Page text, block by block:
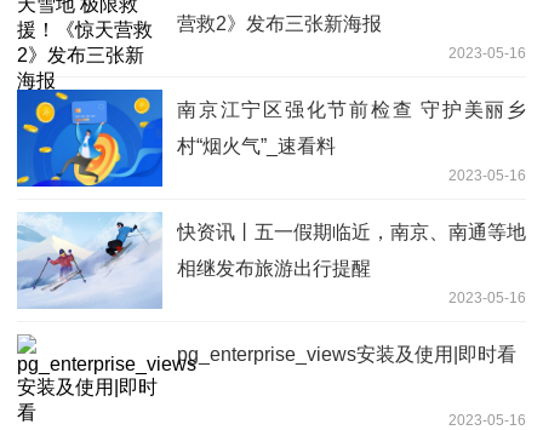
营救2》发布三张新海报
2023-05-16
南京江宁区强化节前检查 守护美丽乡
村“烟火气”_速看料
2023-05-16
快资讯丨五一假期临近，南京、南通等地
相继发布旅游出行提醒
2023-05-16
pg_enterprise_views安装及使用|即时看
2023-05-16